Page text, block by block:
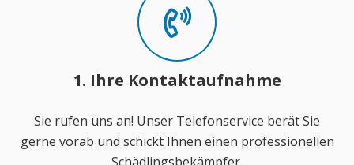
1. Ihre Kontaktaufnahme
Sie rufen uns an! Unser Telefonservice berät Sie
gerne vorab und schickt Ihnen einen professionellen